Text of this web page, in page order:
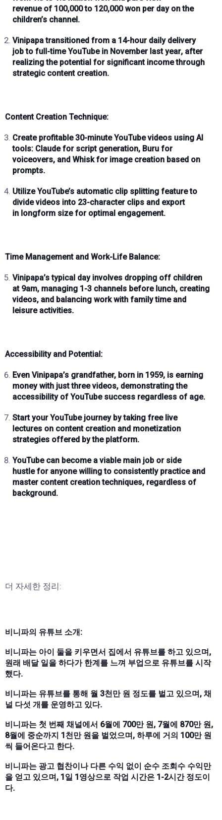
revenueof 100,000 to 120,000 won per day on the
children’s channel.
Vinipapa transitioned from a 14-hour daily delivery
jobto full-time YouTube in November last year, after
realizing the potential for significant income through
strategic content creation.
Content Creation Technique:
Create profitable30-minute YouTube videos using AI
tools: Claudefor script generation, Buru for
voiceovers, and Whiskfor image creation based on
prompts.
UtilizeYouTube’s automatic clip splitting featureto
divide videos into 23-character clips and export
in longform sizefor optimal engagement.
Time Management and Work-Life Balance:
Vinipapa’s typical day involves dropping off children
at 9am, managing 1-3 channels before lunch, creating
videos, and balancing work with family time and
leisure activities.
Accessibility and Potential:
Even Vinipapa’s grandfather, born in 1959, is earning
money with just three videos, demonstrating the
accessibility of YouTube success regardless of age.
Start your YouTube journey by taking free live
lectures on content creation and monetization
strategies offered by the platform.
YouTube can become a viable main job or side
hustlefor anyone willing to consistently practice and
master content creation techniques, regardless of
background.
더 자세한 정리:
비니파의 유튜브 소개:
비니파는 아이 둘을 키우면서 집에서 유튜브를 하고 있으며,
원래 배달 일을 하다가 한계를 느껴 부업으로 유튜브를 시작
했다.
비니파는 유튜브를 통해 월 3천만 원 정도를 벌고 있으며, 채
널 다섯 개를 운영하고 있다.
비니파는 첫 번째 채널에서 6월에 700만 원, 7월에 870만 원,
8월에 중순까지 1천만 원을 벌었으며, 하루에 거의 100만 원
씩 들어온다고 한다.
비니파는 광고 협찬이나 다른 수익 없이 순수 조회수 수익만
을 얻고 있으며, 1일 1영상으로 작업 시간은 1-2시간 정도이
다.